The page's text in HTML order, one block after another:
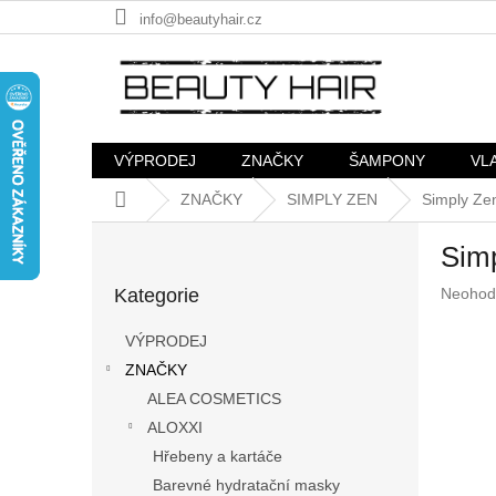
na
info@beautyhair.cz
VÝPRODEJ ZNAČKY ŠAMPONY
Domů ZNAČKY SIMPLY ZEN Simply
kategorie
Kategorie
VÝPRODEJ
ZNAČKY
ALEA COSMETICS
ALOXXI
Hřebeny a kartáče
Barevné hydratační masky